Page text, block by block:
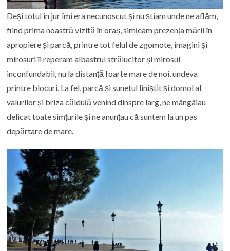
Deși totul în jur îmi era necunoscut și nu știam unde ne aflăm,
fiind prima noastră vizită în oraș, simțeam prezența mării în
apropiere și parcă, printre tot felul de zgomote, imagini și
mirosuri îi reperam albastrul strălucitor și mirosul
inconfundabil, nu la distanță foarte mare de noi, undeva
printre blocuri. La fel, parcă și sunetul liniștit și domol al
valurilor și briza călduță venind dinspre larg, ne mângâiau
delicat toate simțurile și ne anunțau că suntem la un pas
depărtare de mare.